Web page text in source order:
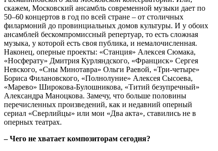
скажем, Московский ансамбль современной музыки дает по
50–60 концертов в год по всей стране – от столичных
филармоний до провинциальных домов культуры. И у обоих
ансамблей бескомпромиссный репертуар, то есть сложная
музыка, у которой есть своя публика, и немалочисленная.
Наконец, оперные проекты: «Станция» Алексея Сюмака,
«Носферату» Дмитрия Курляндского, «Франциск» Сергея
Невского, «Сны Минотавра» Ольги Раевой, «Три-четыре»
Бориса Филановского, «Полнолуние» Алексея Сысоева,
«Марево» Широкова-Булошникова, «Титий безупречный»
Александра Маноцкова. Замечу, что больше половины
перечисленных произведений, как и недавний оперный
сериал «Сверлийцы» или мои «Два акта», ставились не в
оперных театрах.
– Чего не хватает композиторам сегодня?